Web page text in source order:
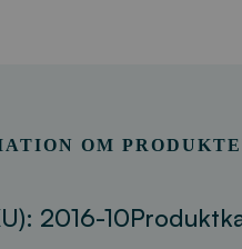
OM
2016-10